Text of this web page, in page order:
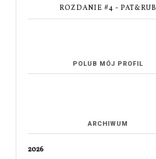
ROZDANIE #4 - PAT&RUB
POLUB MÓJ PROFIL
ARCHIWUM
2026